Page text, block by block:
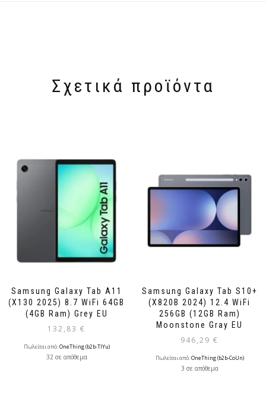
Σχετικά προϊόντα
Samsung Galaxy Tab A11
(X130 2025) 8.7 WiFi 64GB
(4GB Ram) Grey EU
132,83 €
Πωλείται από:OneThing (b2b-TlYu)
32 σε απόθεμα
Samsung Galaxy Tab S10+
(X820B 2024) 12.4 WiFi
256GB (12GB Ram)
Moonstone Gray EU
946,29 €
Πωλείται από:OneThing (b2b-CoUn)
3 σε απόθεμα